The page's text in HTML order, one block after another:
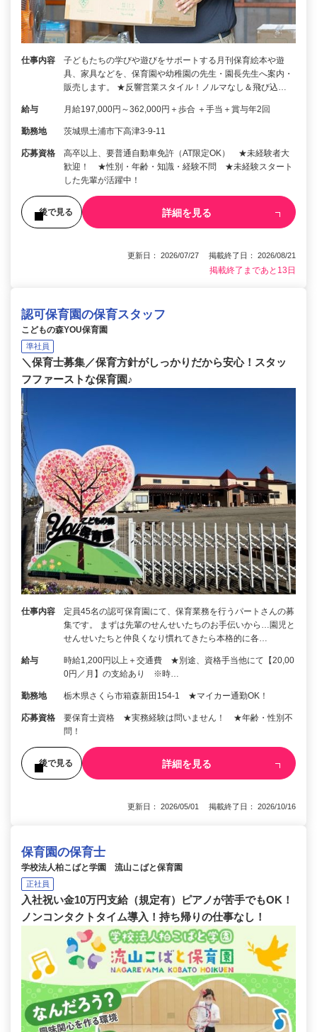
仕事内容
子どもたちの学びや遊びをサポートする月刊保育絵本や遊
具、家具などを、保育園や幼稚園の先生・園長先生へ案内・
販売します。 ★反響営業スタイル！ノルマなし＆飛び込…
給与 月給197,000円～362,000円＋歩合 ＋手当＋賞与年2回
勤務地 茨城県土浦市下高津3-9-11
応募資格
高卒以上、要普通自動車免許（AT限定OK） ★未経験者大
歓迎！ ★性別・年齢・知識・経験不問 ★未経験スタート
した先輩が活躍中！
後で見る 詳細を見る
更新日： 2026/07/27 掲載終了日： 2026/08/21
掲載終了まであと13日
認可保育園の保育スタッフ
こどもの森YOU保育園
準社員
＼保育士募集／保育方針がしっかりだから安心！スタッ
フファーストな保育園♪
仕事内容
定員45名の認可保育園にて、保育業務を行うパートさんの募
集です。 まずは先輩のせんせいたちのお手伝いから…園児と
せんせいたちと仲良くなり慣れてきたら本格的に各…
給与
時給1,200円以上＋交通費 ★別途、資格手当他にて【20,00
0円／月】の支給あり ※時…
勤務地 栃木県さくら市箱森新田154‐1 ★マイカー通勤OK！
応募資格
要保育士資格 ★実務経験は問いません！ ★年齢・性別不
問！
後で見る 詳細を見る
更新日： 2026/05/01 掲載終了日： 2026/10/16
保育園の保育士
学校法人柏こばと学園 流山こばと保育園
正社員
入社祝い金10万円支給（規定有）ピアノが苦手でもOK！
ノンコンタクトタイム導入！持ち帰りの仕事なし！